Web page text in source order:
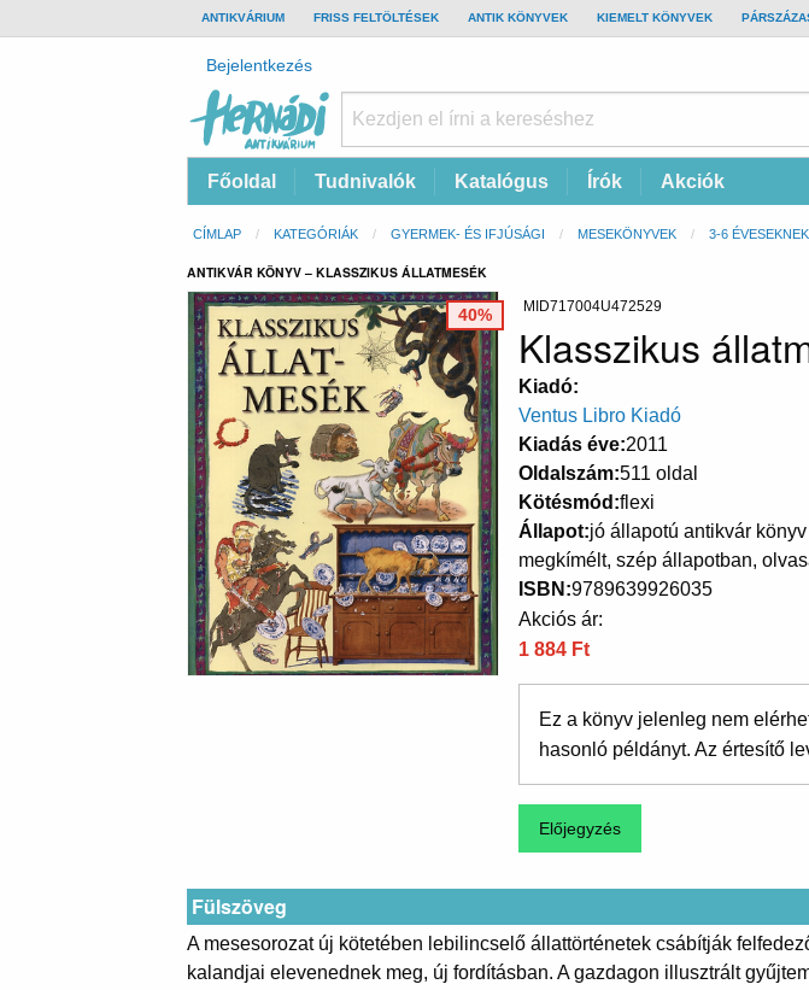
TOP
BAR
ANTIKVÁRIUM FRISS FELTÖLTÉSEK ANTIK KÖNYVEK KIEMELT KÖNYVEK
Felhasználói
fiók
menüje
Bejelentkezés
Antikvárium
Online
Fő
navigáció
Főoldal Tudnivalók Katalógus Írók Akciók
Morzsa
CÍMLAP KATEGÓRIÁK GYERMEK- ÉS IFJÚSÁGI MESEKÖNYVEK 3-6 ÉVESEKNEK
ANTIKVÁR KÖNYV – KLASSZIKUS ÁLLATMESÉK
40% MID717004U472529
Klasszikus
Kiadó
Ventus Libro Kiadó
Kiadás éve 2011
Oldalszám 511 oldal
Kötésmód flexi
Állapot jó állapotú antikvár könyv
megkímélt, szép állapotban,
ISBN 9789639926035
Akciós ár:
1 884 Ft
Ez a könyv jelenleg nem
hasonló példányt. Az értesítő
Fülszöveg
A mesesorozat új kötetében lebilincselő állattörténetek csábítják
kalandjai elevenednek meg, új fordításban. A gazdagon illusztrált